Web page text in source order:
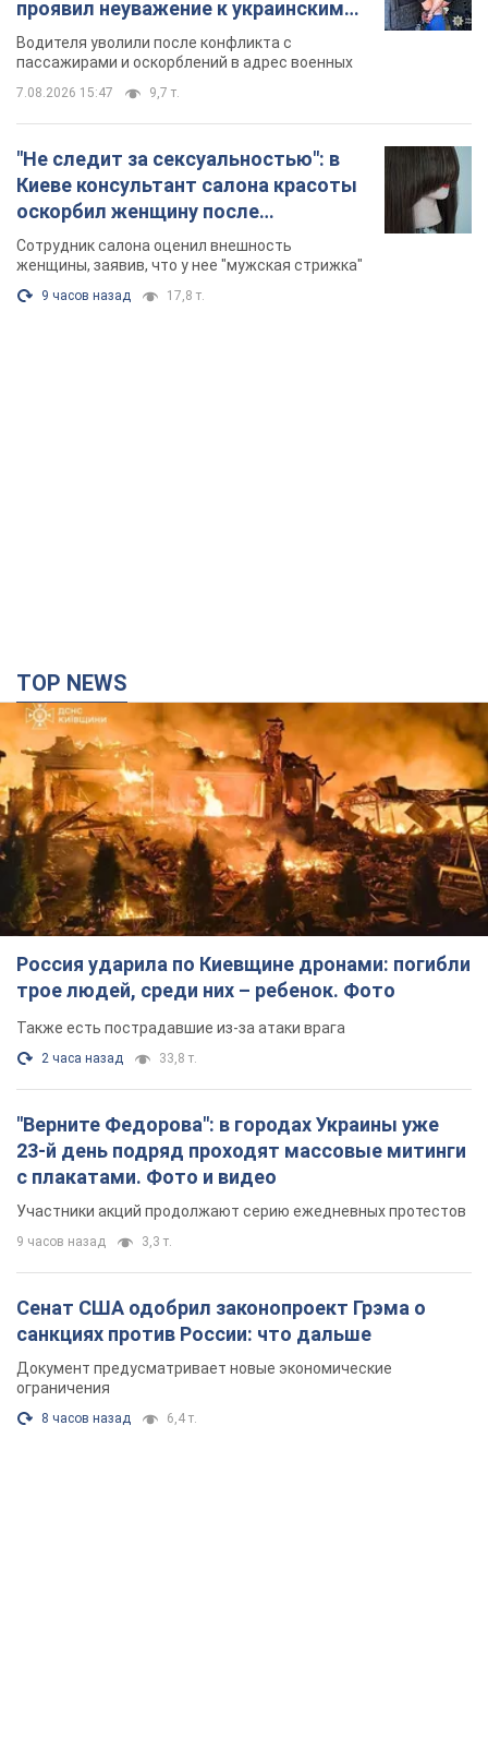
проявил неуважение к украинским
военным и поплатился за это.
Видео
Водителя уволили после конфликта с
пассажирами и оскорблений в адрес военных
7.08.2026 15:47 9,7 т.
"Не следит за сексуальностью": в
Киеве консультант салона красоты
оскорбил женщину после
химиотерапии, разгорелся скандал.
Фото
Сотрудник салона оценил внешность
женщины, заявив, что у нее "мужская стрижка"
9 часов назад 17,8 т.
TOP NEWS
Россия ударила по Киевщине дронами: погибли
трое людей, среди них – ребенок. Фото
Также есть пострадавшие из-за атаки врага
2 часа назад 33,8 т.
"Верните Федорова": в городах Украины уже
23-й день подряд проходят массовые митинги
с плакатами. Фото и видео
Участники акций продолжают серию ежедневных протестов
9 часов назад 3,3 т.
Сенат США одобрил законопроект Грэма о
санкциях против России: что дальше
Документ предусматривает новые экономические
ограничения
8 часов назад 6,4 т.